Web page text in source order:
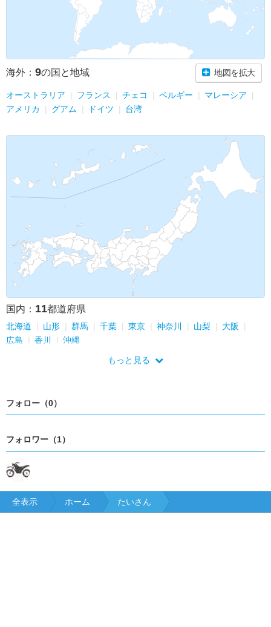
海外： 9の国と地域 地図を拡大
オーストラリア フランス チェコ ベルギー
マレーシア
アメリカ
グアム ドイツ 台湾
国内： 11都道府県
北海道 山形 群馬 千葉 東京 神奈川 山梨
大阪
広島
香川 沖縄
もっと見る
フォロー（0）
フォロワー（1）
全表示 ホーム たいさん